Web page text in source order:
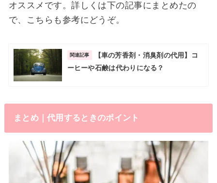
オススメです。詳しくは下の記事にまとめたの
で、こちらも参考にどうぞ。
関連記事
【車の芳香剤・消臭剤の代用】コ
ーヒーや石鹸は代わりになる？
まとめ｜代用するときのポイント